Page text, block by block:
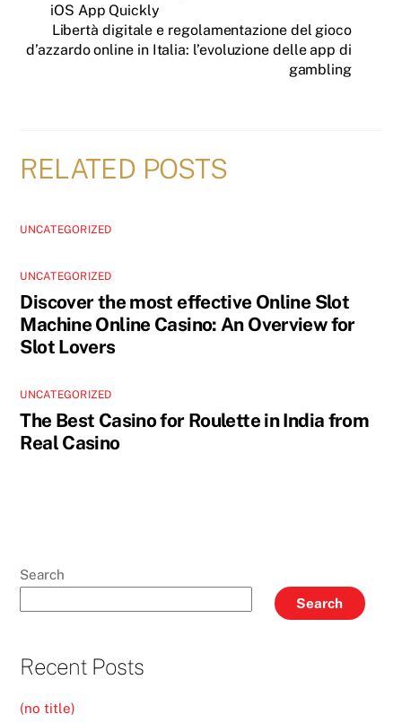
iOS App Quickly
Libertà digitale e regolamentazione del gioco
d’azzardo online in Italia: l’evoluzione delle app di
gambling
RELATED POSTS
UNCATEGORIZED
UNCATEGORIZED
Discover the most effective Online Slot
Machine Online Casino: An Overview for
Slot Lovers
UNCATEGORIZED
The Best Casino for Roulette in India from
Real Casino
Search
Search
Recent Posts
(no title)